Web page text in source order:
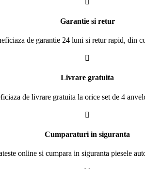
Garantie si retur
de garantie 24 luni si retur rapid, din

Livrare gratuita
de livrare gratuita la orice set de 4

Cumparaturi in siguranta
online si cumpara in siguranta piesele